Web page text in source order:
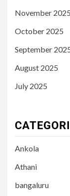
November 2025
October 2025
September
August 2025
July 2025
Ankola
Athani
bangaluru